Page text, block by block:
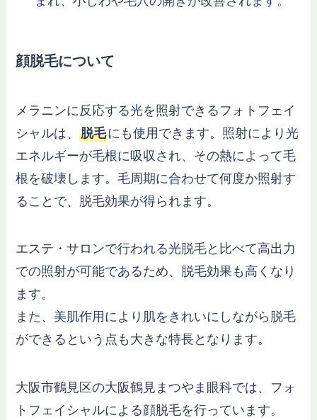
顔脱毛について
メラニンに反応する光を照射できるフォトフェイ
シャルは、脱毛にも使用できます。照射により光
エネルギーが毛根に吸収され、その熱によって毛
根を破壊します。毛周期に合わせて何度か照射す
ることで、脱毛効果が得られます。
エステ・サロンで行われる光脱毛と比べて高出力
での照射が可能であるため、脱毛効果も高くなり
ます。
また、美肌作用により肌をきれいにしながら脱毛
ができるという点も大きな特長となります。
大阪市鶴見区の大阪鶴見まつやま眼科では、フォ
トフェイシャルによる顔脱毛を行っています。